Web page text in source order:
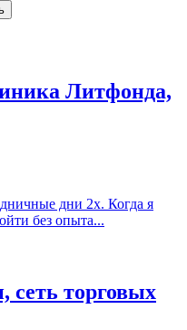
Литфонда,
дни 2х. Когда я
без опыта...
торговых